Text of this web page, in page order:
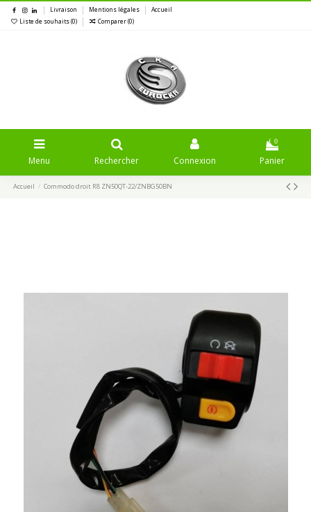
Livraison Mentions légales
Accueil
Liste de souhaits (0) Comparer (0)
Menu Rechercher Connexion
0
Panier
Accueil Commodo droit R8 ZN50QT-22/ZNBG50BN